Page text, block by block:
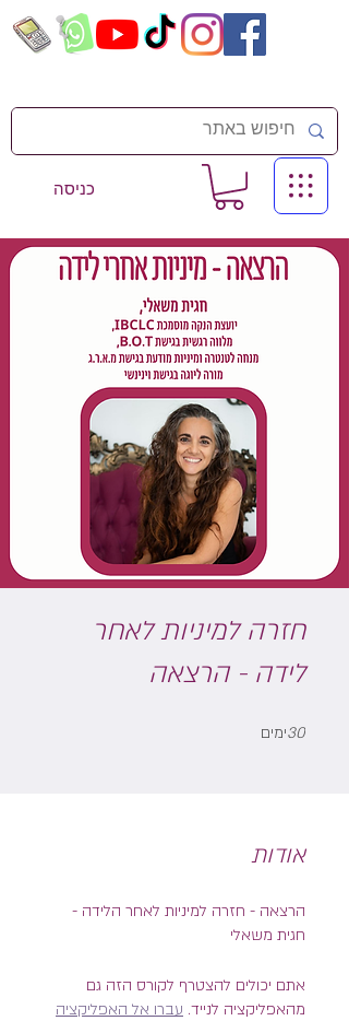
כניסה
חזרה למיניות לאחר
לידה - הרצאה
30ימים
אודות
הרצאה - חזרה למיניות לאחר הלידה -
חגית משאלי
אתם יכולים להצטרף לקורס הזה גם
מהאפליקציה לנייד. עברו אל האפליקציה